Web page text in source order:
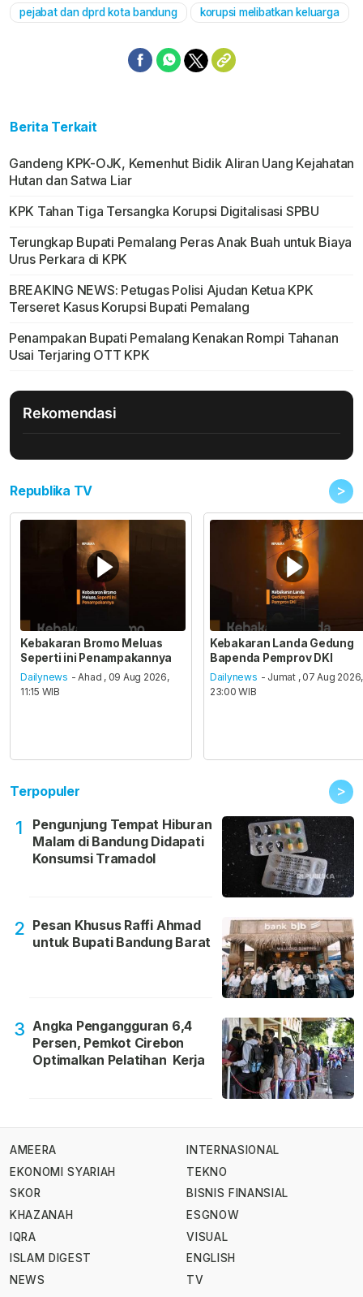
pejabat dan dprd kota bandung korupsi melibatkan keluarga
Berita Terkait
Gandeng KPK-OJK, Kemenhut Bidik Aliran Uang Kejahatan
Hutan dan Satwa Liar
KPK Tahan Tiga Tersangka Korupsi Digitalisasi SPBU
Terungkap Bupati Pemalang Peras Anak Buah untuk Biaya
Urus Perkara di KPK
BREAKING NEWS: Petugas Polisi Ajudan Ketua KPK
Terseret Kasus Korupsi Bupati Pemalang
Penampakan Bupati Pemalang Kenakan Rompi Tahanan
Usai Terjaring OTT KPK
Rekomendasi
Republika TV >
Kebakaran Bromo Meluas
Seperti ini Penampakannya
Dailynews - Ahad , 09 Aug 2026,
11:15 WIB
Kebakaran Landa Gedung
Bapenda Pemprov DKI
Dailynews - Jumat , 07 Aug 2026,
23:00 WIB
Terpopuler >
1
Pengunjung Tempat Hiburan
Malam di Bandung Didapati
Konsumsi Tramadol
2 Pesan Khusus Raffi Ahmad
untuk Bupati Bandung Barat
3 Angka Pengangguran 6,4
Persen, Pemkot Cirebon
Optimalkan Pelatihan Kerja
AMEERA
EKONOMI SYARIAH
SKOR
KHAZANAH
IQRA
ISLAM DIGEST
NEWS
INTERNASIONAL
TEKNO
BISNIS FINANSIAL
ESGNOW
VISUAL
ENGLISH
TV